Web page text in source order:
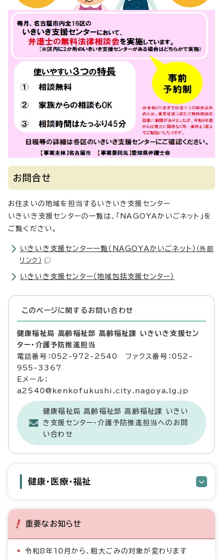
お問合せ
お住まいの地域を担当するいきいき支援センター
いきいき支援センターの一覧は、「NAGOYAかいごネット」を
ご覧ください。
いきいき支援センター一覧（NAGOYAかいごネット） （外部
リンク）
いきいき支援センター（地域包括支援センター）
このページに関する お問い合わせ
健康福祉局 高齢福祉部 高齢福祉課 いきいき支援セン
ター・介護予防推進担当
電話番号：052-972-2540 ファクス番号：052-
955-3367
Eメール：
a2540@kenkofukushi.city.nagoya.lg.jp
健康福祉局 高齢福祉部 高齢福祉課 いきい
き支援センター・介護予防推進担当へのお問
い合わせ
健康・医療・福祉
重要なお知らせ
令和8年10月から、粗大ごみの対象が変わります